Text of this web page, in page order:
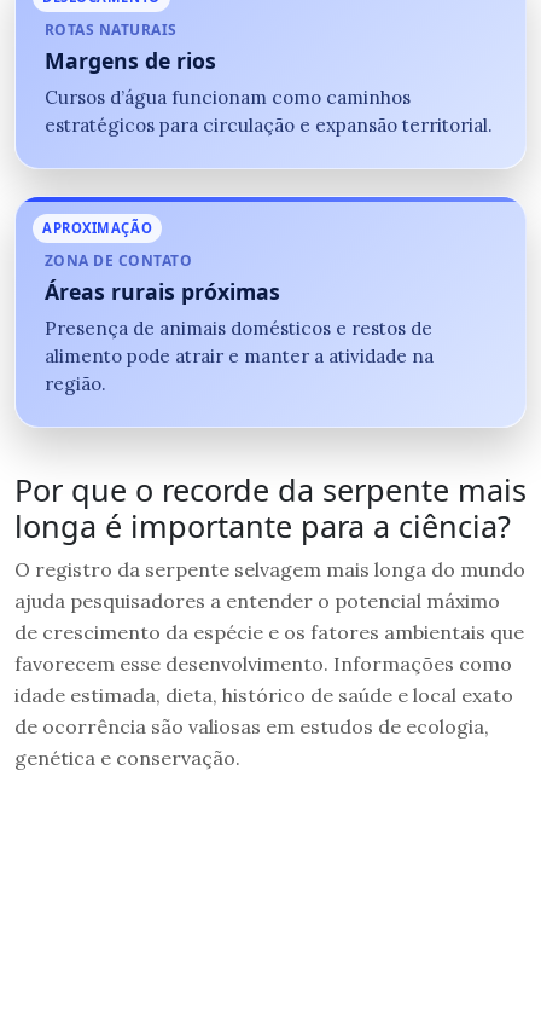
ROTAS NATURAIS
Margens de rios
Cursos d’água funcionam como caminhos
estratégicos para circulação e expansão territorial.
APROXIMAÇÃO
ZONA DE CONTATO
Áreas rurais próximas
Presença de animais domésticos e restos de
alimento pode atrair e manter a atividade na
região.
Por que o recorde da serpente mais
longa é importante para a ciência?
O registro da serpente selvagem mais longa do mundo
ajuda pesquisadores a entender o potencial máximo
de crescimento da espécie e os fatores ambientais que
favorecem esse desenvolvimento. Informações como
idade estimada, dieta, histórico de saúde e local exato
de ocorrência são valiosas em estudos de ecologia,
genética e conservação.